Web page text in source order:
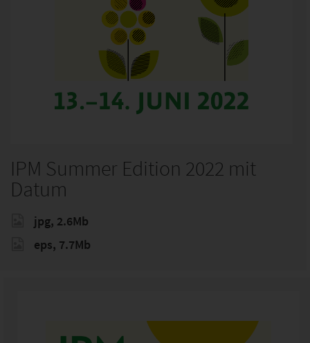
IPM Summer Edition 2022 mit
Datum
jpg, 2.6Mb
eps, 7.7Mb